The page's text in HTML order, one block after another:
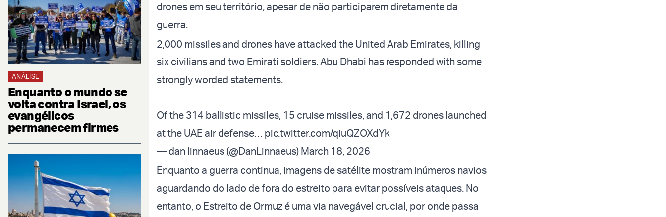
ANÁLISE
Enquanto o mundo se
volta contra Israel, os
evangélicos
permanecem firmes
drones em seu território, apesar de não participarem diretamente da
guerra.
2,000 missiles and drones have attacked the United Arab Emirates, killing
six civilians and two Emirati soldiers. Abu Dhabi has responded with some
strongly worded statements.
Of the 314 ballistic missiles, 15 cruise missiles, and 1,672 drones launched
at the UAE air defense… pic.twitter.com/qiuQZOXdYk
— dan linnaeus (@DanLinnaeus) March 18, 2026
Enquanto a guerra continua, imagens de satélite mostram inúmeros navios
aguardando do lado de fora do estreito para evitar possíveis ataques. No
entanto, o Estreito de Ormuz é uma via navegável crucial, por onde passa